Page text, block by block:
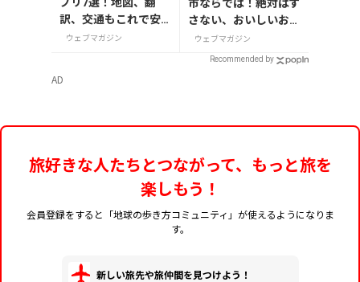
プリ7選！地図、翻
訳、交通もこれで安
心ウェブマガジン
市ならでは！絶対はず
さない、おいしいお土
産10選
ウェブマガジン
Recommended by
AD
旅好きな人たちとつながって、もっと旅を
楽しもう！
会員登録をすると「地球の歩き方コミュニティ」が使えるようになりま
す。
新しい旅先や旅仲間を見つけよう！